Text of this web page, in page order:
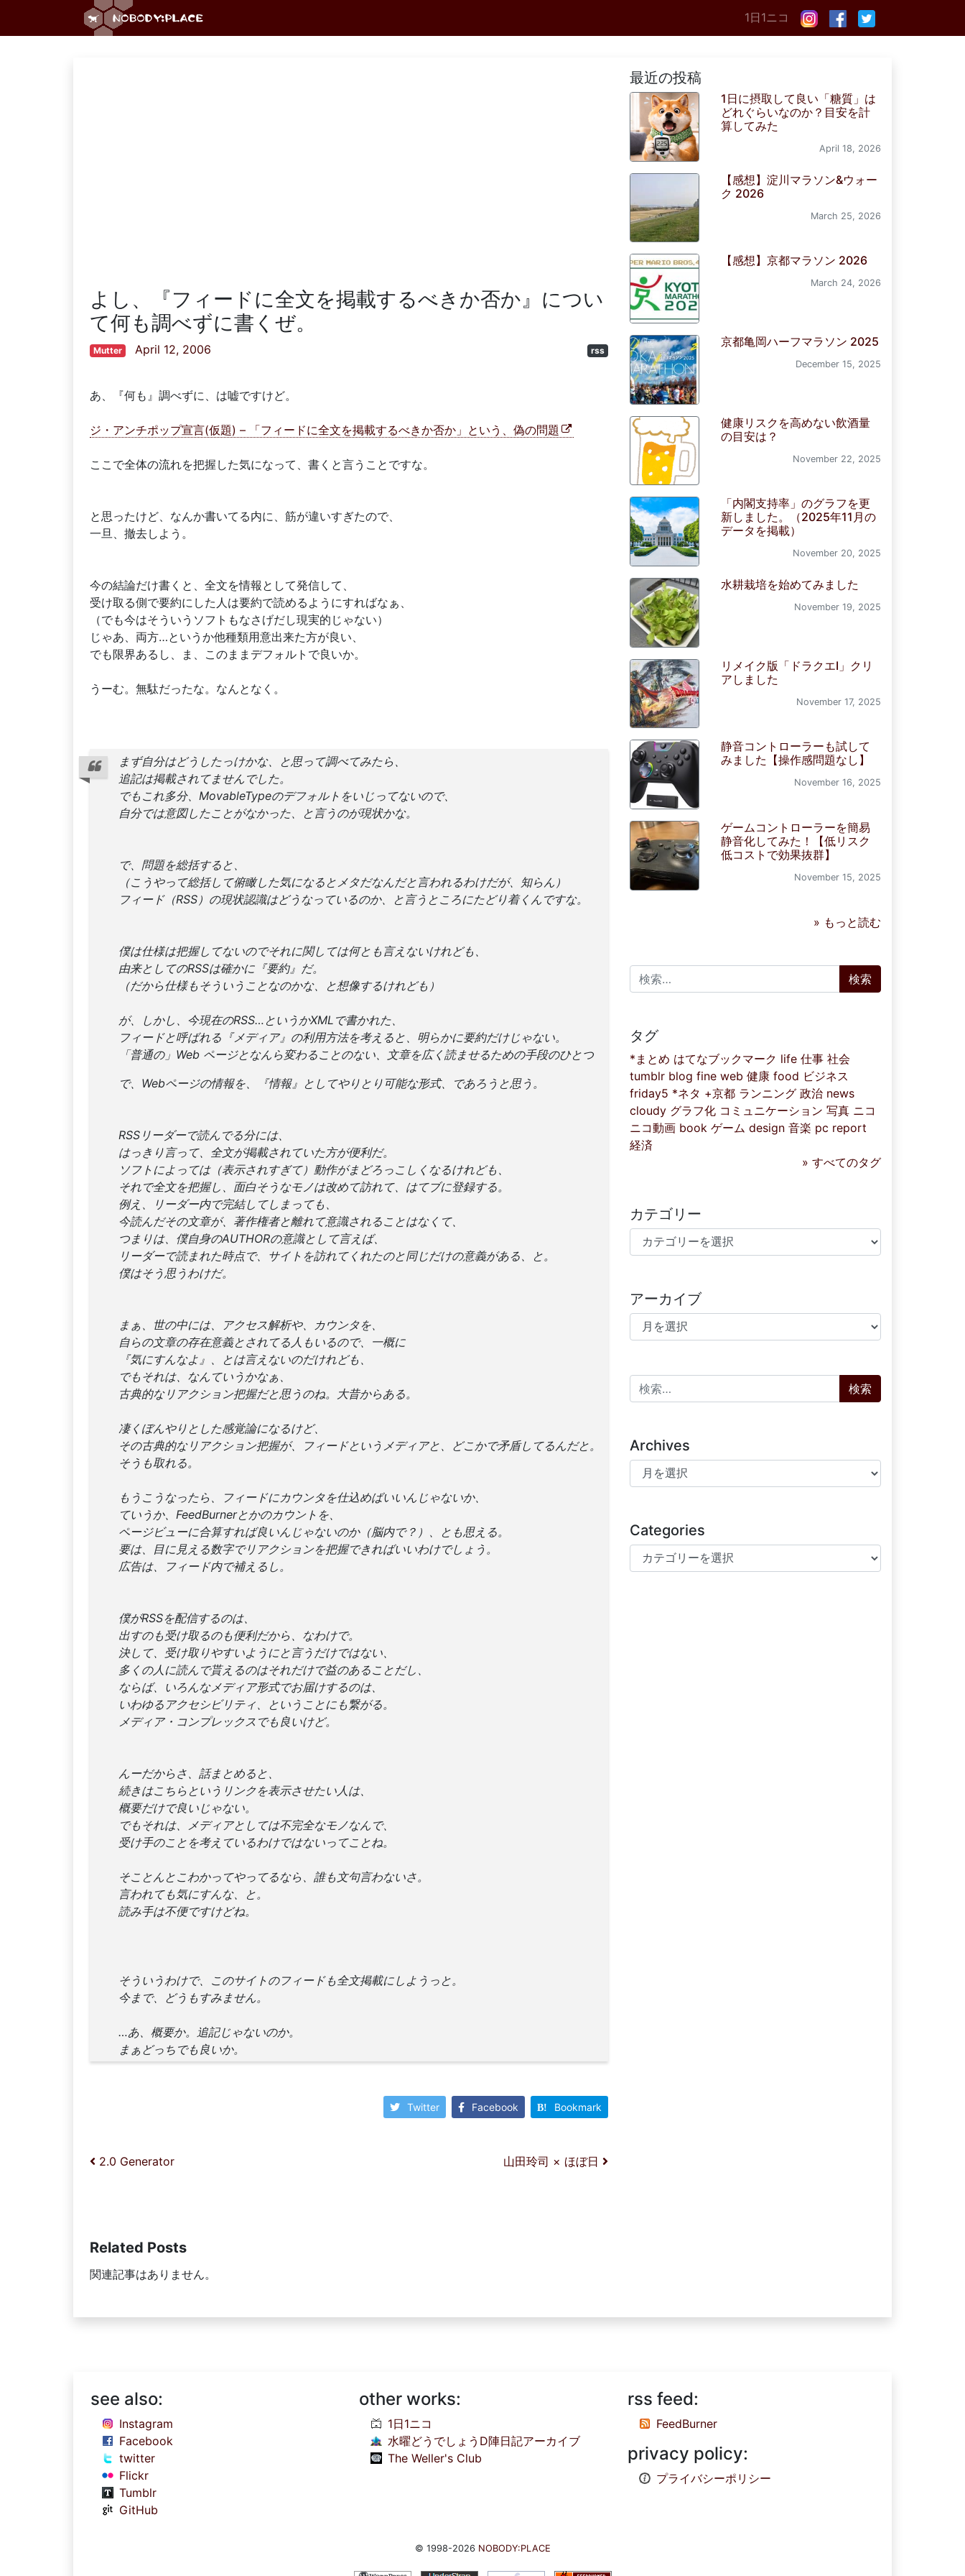
1日1ニコ
よし、『フィードに全文を掲載するべきか否か』につい
て何も調べずに書くぜ。
Mutter April 12, 2006 rss
あ、『何も』調べずに、は嘘ですけど。
ジ・アンチポップ宣言(仮題) – 「フィードに全文を掲載するべきか否か」という、偽の問題
ここで全体の流れを把握した気になって、書くと言うことですな。
と思ったけど、なんか書いてる内に、筋が違いすぎたので、
一旦、撤去しよう。
今の結論だけ書くと、全文を情報として発信して、
受け取る側で要約にした人は要約で読めるようにすればなぁ、
（でも今はそういうソフトもなさげだし現実的じゃない）
じゃあ、両方…というか他種類用意出来た方が良い、
でも限界あるし、ま、このままデフォルトで良いか。
うーむ。無駄だったな。なんとなく。
まず自分はどうしたっけかな、と思って調べてみたら、
追記は掲載されてませんでした。
でもこれ多分、MovableTypeのデフォルトをいじってないので、
自分では意図したことがなかった、と言うのが現状かな。
で、問題を総括すると、
（こうやって総括して俯瞰した気になるとメタだなんだと言われるわけだが、知らん）
フィード（RSS）の現状認識はどうなっているのか、と言うところにたどり着くんですな。
僕は仕様は把握してないのでそれに関しては何とも言えないけれども、
由来としてのRSSは確かに『要約』だ。
（だから仕様もそういうことなのかな、と想像するけれども）
が、しかし、今現在のRSS…というかXMLで書かれた、
フィードと呼ばれる『メディア』の利用方法を考えると、明らかに要約だけじゃない。
「普通の」Web ページとなんら変わることのない、文章を広く読ませるための手段のひとつ
で、Webページの情報を、『情報』としてやりとり可能な形式、であろうと思う。
RSSリーダーで読んでる分には、
はっきり言って、全文が掲載されていた方が便利だ。
ソフトによっては（表示されすぎて）動作がまどろっこしくなるけれども、
それで全文を把握し、面白そうなモノは改めて訪れて、はてブに登録する。
例え、リーダー内で完結してしまっても、
今読んだその文章が、著作権者と離れて意識されることはなくて、
つまりは、僕自身のAUTHORの意識として言えば、
リーダーで読まれた時点で、サイトを訪れてくれたのと同じだけの意義がある、と。
僕はそう思うわけだ。
まぁ、世の中には、アクセス解析や、カウンタを、
自らの文章の存在意義とされてる人もいるので、一概に
『気にすんなよ』、とは言えないのだけれども、
でもそれは、なんていうかなぁ、
古典的なリアクション把握だと思うのね。大昔からある。
凄くぼんやりとした感覚論になるけど、
その古典的なリアクション把握が、フィードというメディアと、どこかで矛盾してるんだと。
そうも取れる。
もうこうなったら、フィードにカウンタを仕込めばいいんじゃないか、
ていうか、FeedBurnerとかのカウントを、
ページビューに合算すれば良いんじゃないのか（脳内で？）、とも思える。
要は、目に見える数字でリアクションを把握できればいいわけでしょう。
広告は、フィード内で補えるし。
僕がRSSを配信するのは、
出すのも受け取るのも便利だから、なわけで。
決して、受け取りやすいようにと言うだけではない、
多くの人に読んで貰えるのはそれだけで益のあることだし、
ならば、いろんなメディア形式でお届けするのは、
いわゆるアクセシビリティ、ということにも繋がる。
メディア・コンプレックスでも良いけど。
んーだからさ、話まとめると、
続きはこちらというリンクを表示させたい人は、
概要だけで良いじゃない。
でもそれは、メディアとしては不完全なモノなんで、
受け手のことを考えているわけではないってことね。
そことんとこわかってやってるなら、誰も文句言わないさ。
言われても気にすんな、と。
読み手は不便ですけどね。
そういうわけで、このサイトのフィードも全文掲載にしようっと。
今まで、どうもすみません。
…あ、概要か。追記じゃないのか。
まぁどっちでも良いか。
Twitter Facebook Bookmark
投稿ナビゲーション
2.0 Generator 山田玲司 × ほぼ日
Related Posts
関連記事はありません。
最近の投稿
1日に摂取して良い「糖質」は
どれぐらいなのか？目安を計
算してみた
April 18, 2026
【感想】淀川マラソン&ウォー
ク 2026
March 25, 2026
【感想】京都マラソン 2026
March 24, 2026
京都亀岡ハーフマラソン 2025
December 15, 2025
健康リスクを高めない飲酒量
の目安は？
November 22, 2025
「内閣支持率」のグラフを更
新しました。（2025年11月の
データを掲載）
November 20, 2025
水耕栽培を始めてみました
November 19, 2025
リメイク版「ドラクエI」クリ
アしました
November 17, 2025
静音コントローラーも試して
みました【操作感問題なし】
November 16, 2025
ゲームコントローラーを簡易
静音化してみた！【低リスク
低コストで効果抜群】
November 15, 2025
» もっと読む
検索:
タグ
*まとめ はてなブックマーク life 仕事 社会
tumblr blog fine web 健康 food ビジネス
friday5 *ネタ +京都 ランニング 政治 news
cloudy グラフ化 コミュニケーション 写真 ニコ
ニコ動画 book ゲーム design 音楽 pc report
経済
» すべてのタグ
カテゴリー
カテゴリー
アーカイブ
アーカイブ
検索:
Archives
Archives
Categories
Categories
see also:
Instagram
Facebook
twitter
Flickr
Tumblr
GitHub
other works:
1日1ニコ
水曜どうでしょうD陣日記アーカイブ
The Weller's Club
rss feed:
FeedBurner
privacy policy:
プライバシーポリシー
© 1998-2026 NOBODY:PLACE